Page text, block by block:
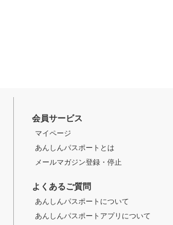
会員サービス
マイページ
あんしんパスポートとは
メールマガジン登録・停止
よくあるご質問
あんしんパスポートについて
あんしんパスポートアプリについて